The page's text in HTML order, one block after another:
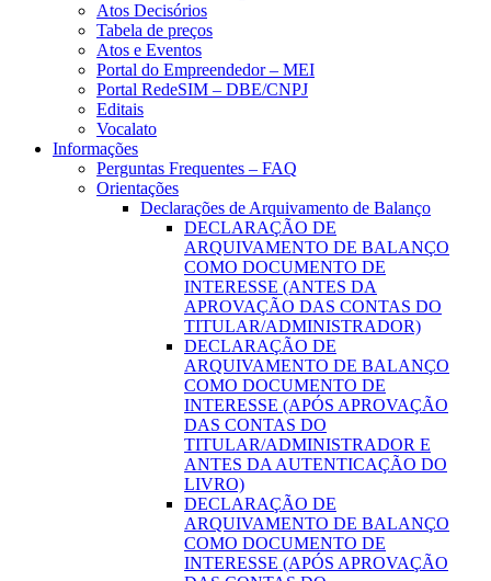
Atos Decisórios
Tabela de preços
Atos e Eventos
Portal do Empreendedor – MEI
Portal RedeSIM – DBE/CNPJ
Editais
Vocalato
Informações
Perguntas Frequentes – FAQ
Orientações
Declarações de Arquivamento de Balanço
DECLARAÇÃO DE
ARQUIVAMENTO DE BALANÇO
COMO DOCUMENTO DE
INTERESSE (ANTES DA
APROVAÇÃO DAS CONTAS DO
TITULAR/ADMINISTRADOR)
DECLARAÇÃO DE
ARQUIVAMENTO DE BALANÇO
COMO DOCUMENTO DE
INTERESSE (APÓS APROVAÇÃO
DAS CONTAS DO
TITULAR/ADMINISTRADOR E
ANTES DA AUTENTICAÇÃO DO
LIVRO)
DECLARAÇÃO DE
ARQUIVAMENTO DE BALANÇO
COMO DOCUMENTO DE
INTERESSE (APÓS APROVAÇÃO